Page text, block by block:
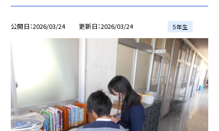
公開日 2026/03/24 更新日 2026/03/24 ５年生